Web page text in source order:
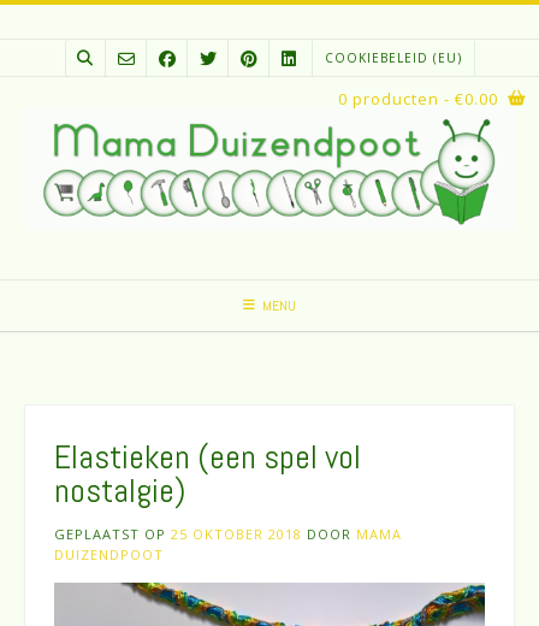
Spring
COOKIEBELEID (EU)
MENU
0 producten - €0.00
Elastieken (een spel vol
nostalgie)
GEPLAATST OP 25 OKTOBER 2018 DOOR MAMA
DUIZENDPOOT